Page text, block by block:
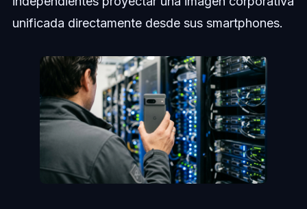
unificada directamente desde sus smartphones.